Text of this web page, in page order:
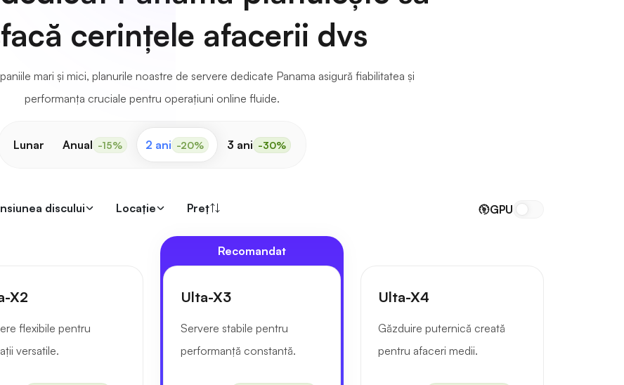
cerințele afacerii dvs
mari și mici, planurile noastre de servere dedicate Panama asigură fiabilitatea și
performanța cruciale pentru operațiuni online fluide.
Lunar Anual -15% 2 ani -20% 3 ani -30%
discului Locaţie Preț GPU
X2
flexibile pentru
versatile.
Recomandat
Ulta-X3
Servere stabile pentru
performanță constantă.
Ulta-X4
Găzduire puternică creată
pentru afaceri medii.